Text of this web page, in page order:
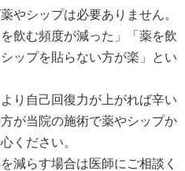
やシップは必要ありません。
飲む頻度が減った」「薬を飲
ップを貼らない方が楽」とい
り自己回復力が上がれば辛い
が当院の施術で薬やシップか
ください。
減らす場合は医師にご相談く